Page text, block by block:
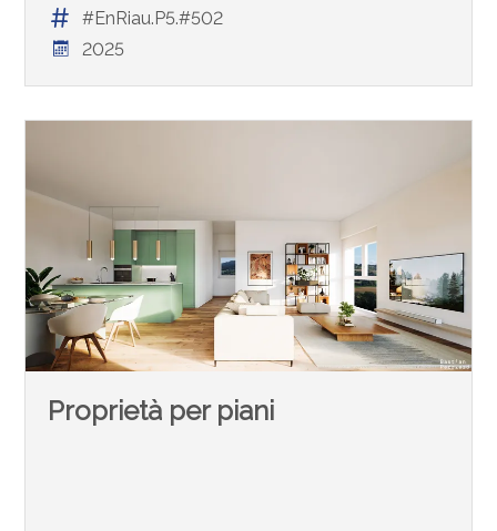
#EnRiau.P5.#502
2025
Proprietà per piani